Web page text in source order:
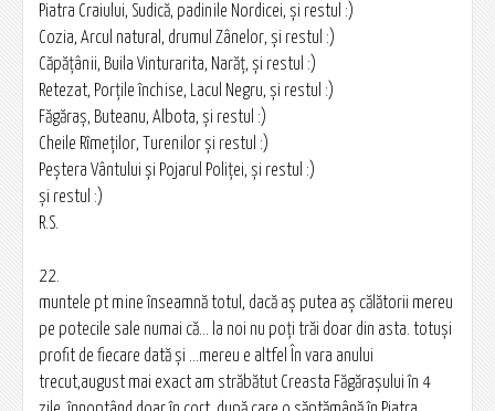
Piatra Craiului, Sudică, padinile Nordicei, şi restul :)
Cozia, Arcul natural, drumul Zânelor, şi restul :)
Căpăţânii, Buila Vinturarita, Narăț, şi restul :)
Retezat, Porţile închise, Lacul Negru, şi restul :)
Făgăraş, Buteanu, Albota, şi restul :)
Cheile Rîmeților, Turenilor şi restul :)
Peştera Vântului şi Pojarul Poliţei, şi restul :)
şi restul :)
R.S.
22.
muntele pt mine înseamnă totul, dacă aş putea aş călătorii mereu
pe potecile sale numai că... la noi nu poţi trăi doar din asta. totuşi
profit de fiecare dată şi ...mereu e altfel În vara anului
trecut,august mai exact am străbătut Creasta Făgăraşului în 4